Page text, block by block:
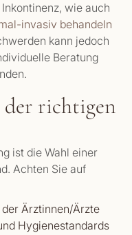
wie auch
invasiv behandeln
kann jedoch
Beratung
richtigen
ist die Wahl einer
Achten Sie auf
Ärztinnen/Ärzte
Hygienestandards